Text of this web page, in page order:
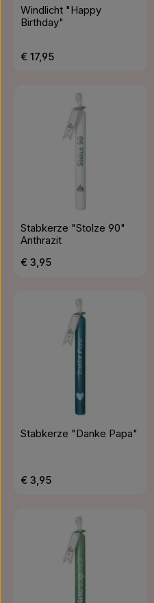
Windlicht "Happy
Birthday"
Regulärer Preis:
€ 17,95
Stabkerze "Stolze 90"
Anthrazit
Regulärer Preis:
€ 3,95
Stabkerze "Danke Papa"
Regulärer Preis:
€ 3,95